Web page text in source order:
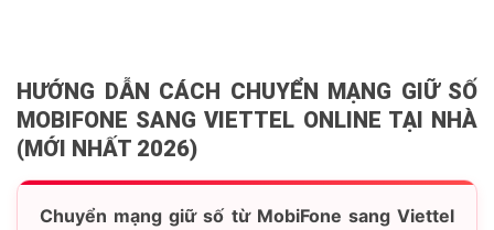
HƯỚNG DẪN CÁCH CHUYỂN MẠNG GIỮ SỐ
MOBIFONE SANG VIETTEL ONLINE TẠI NHÀ
(MỚI NHẤT 2026)
Chuyển mạng giữ số từ MobiFone sang Viettel